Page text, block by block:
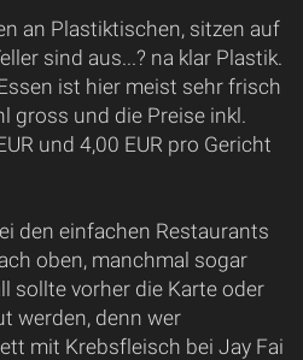
an Plastiktischen, sitzen auf
sind aus...? na klar Plastik.
ist hier meist sehr frisch
gross und die Preise inkl.
und 4,00 EUR pro Gericht
den einfachen Restaurants
oben, manchmal sogar
sollte vorher die Karte oder
werden, denn wer
mit Krebsfleisch bei Jay Fai